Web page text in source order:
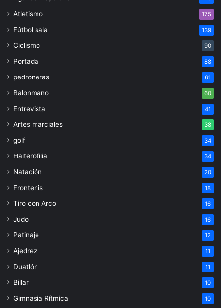
Atletismo 175
Fútbol sala 139
Ciclismo 90
Portada 88
pedroneras 61
Balonmano 60
Entrevista 41
Artes marciales 38
golf 34
Halterofilia 34
Natación 20
Frontenis 18
Tiro con Arco 16
Judo 16
Patinaje 12
Ajedrez 11
Duatlón 11
Billar 10
Gimnasia Rítmica 10